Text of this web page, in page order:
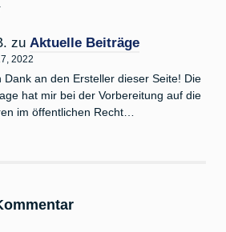
zu Aktuelle Beiträge
2022
Dank an den Ersteller dieser Seite! Die
hat mir bei der Vorbereitung auf die
im öffentlichen Recht…